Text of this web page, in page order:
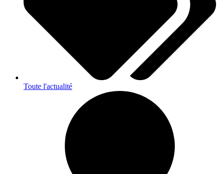
Toute l'actualité